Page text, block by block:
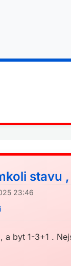
stavu
23:46
byt 1-3+1 .